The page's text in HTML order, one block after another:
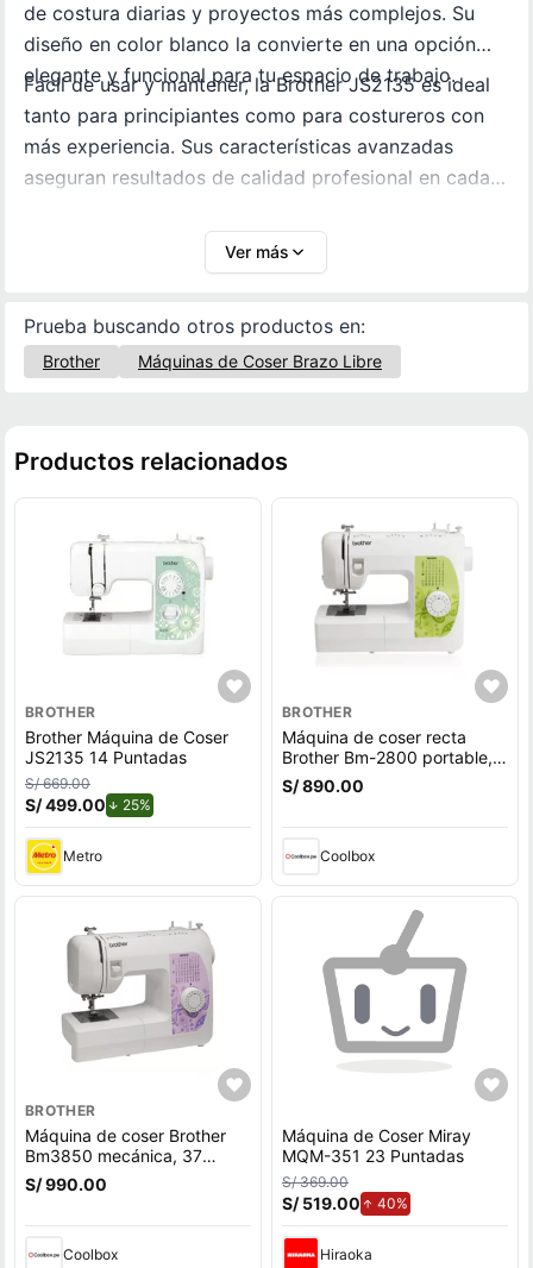
de costura diarias y proyectos más complejos. Su
diseño en color blanco la convierte en una opción
elegante y funcional para tu espacio de trabajo.
Fácil de usar y mantener, la Brother JS2135 es ideal
tanto para principiantes como para costureros con
más experiencia. Sus características avanzadas
aseguran resultados de calidad profesional en cada
Ver más
Prueba buscando otros productos en:
Brother Máquinas de Coser Brazo Libre
Productos relacionados
BROTHER
Brother Máquina de Coser
JS2135 14 Puntadas
S/ 669.00
S/ 499.00 25%
Metro
BROTHER
Máquina de coser recta
Brother Bm-2800 portable,
63 funciones puntadas, 27
puntadas incorporadas,
S/ 890.00
Coolbox
BROTHER
Máquina de coser Brother
Bm3850 mecánica, 37
puntadas, 74 funciones de
puntada, blanco
S/ 990.00
Coolbox
Máquina de Coser Miray
MQM-351 23 Puntadas
S/ 369.00
S/ 519.00 40%de aumento.
Hiraoka